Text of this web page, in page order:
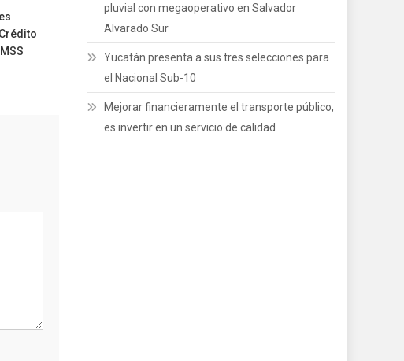
pluvial con megaoperativo en Salvador
Alvarado Sur
Yucatán presenta a sus tres selecciones para
el Nacional Sub-10
Mejorar financieramente el transporte público,
es invertir en un servicio de calidad